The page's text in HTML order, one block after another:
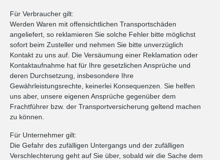
Für Verbraucher gilt:
Werden Waren mit offensichtlichen Transportschäden
angeliefert, so reklamieren Sie solche Fehler bitte möglichst
sofort beim Zusteller und nehmen Sie bitte unverzüglich
Kontakt zu uns auf. Die Versäumung einer Reklamation oder
Kontaktaufnahme hat für Ihre gesetzlichen Ansprüche und
deren Durchsetzung, insbesondere Ihre
Gewährleistungsrechte, keinerlei Konsequenzen. Sie helfen
uns aber, unsere eigenen Ansprüche gegenüber dem
Frachtführer bzw. der Transportversicherung geltend machen
zu können.
Für Unternehmer gilt:
Die Gefahr des zufälligen Untergangs und der zufälligen
Verschlechterung geht auf Sie über, sobald wir die Sache dem